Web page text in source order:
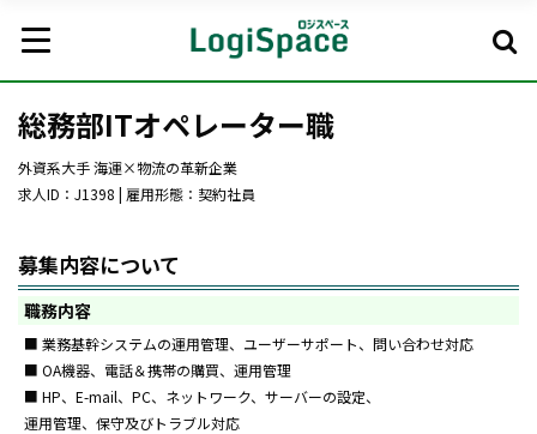
総務部ITオペレーター職
外資系大手 海運×物流の革新企業
求人ID：J1398 | 雇用形態：契約社員
募集内容について
職務内容
■ 業務基幹システムの運用管理、ユーザーサポート、問い合わせ対応
■ OA機器、電話＆携帯の購買、運用管理
■ HP、E-mail、PC、ネットワーク、サーバーの設定、
運用管理、保守及びトラブル対応